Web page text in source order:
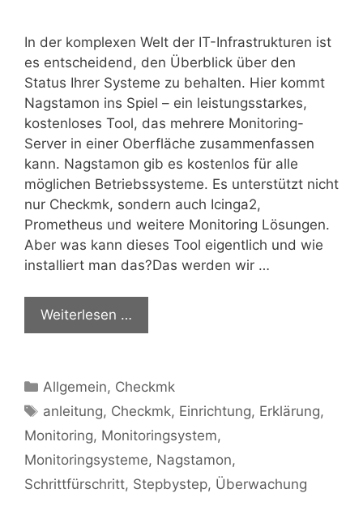
In der komplexen Welt der IT-Infrastrukturen ist
es entscheidend, den Überblick über den
Status Ihrer Systeme zu behalten. Hier kommt
Nagstamon ins Spiel – ein leistungsstarkes,
kostenloses Tool, das mehrere Monitoring-
Server in einer Oberfläche zusammenfassen
kann. Nagstamon gib es kostenlos für alle
möglichen Betriebssysteme. Es unterstützt nicht
nur Checkmk, sondern auch Icinga2,
Prometheus und weitere Monitoring Lösungen.
Aber was kann dieses Tool eigentlich und wie
installiert man das?Das werden wir …
Weiterlesen …
Kategorien
Allgemein, Checkmk
Schlagwörter
anleitung, Checkmk, Einrichtung, Erklärung,
Monitoring, Monitoringsystem,
Monitoringsysteme, Nagstamon,
Schrittfürschritt, Stepbystep, Überwachung